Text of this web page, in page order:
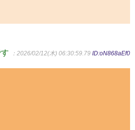
：2026/02/12(木) 06:30:59.79 ID:oN868aEf0